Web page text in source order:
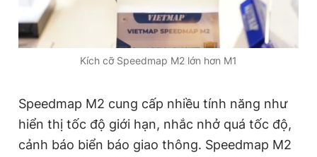
Giấy phép xuất bản số 110/GP - BTTTT cấp ngày 24.3.2020
© 2003-2026 Bản quyền thuộc về Báo Thanh Niên. Cấm sao
chép dưới mọi hình thức nếu không có sự chấp thuận bằng văn
bản. Phát triển bởi ePi Technologies, JSC.
Kích cỡ Speedmap M2 lớn hơn M1
Speedmap M2 cung cấp nhiều tính năng như
hiển thị tốc độ giới hạn, nhắc nhở quá tốc độ,
cảnh báo biển báo giao thông. Speedmap M2